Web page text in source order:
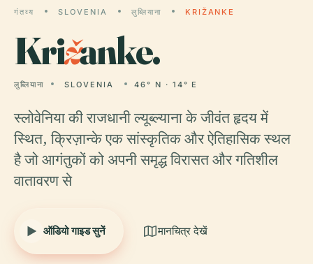
गंतव्य SLOVENIA लुब्लियाना KRIŽANKE
Križanke.
लुब्लियाना SLOVENIA 46° N · 14° E
स्लोवेनिया की राजधानी ल्यूब्ल्याना के जीवंत हृदय में
स्थित, क्रिज़ान्के एक सांस्कृतिक और ऐतिहासिक स्थल
है जो आगंतुकों को अपनी समृद्ध विरासत और गतिशील
वातावरण से
ऑडियो गाइड सुनें मानचित्र देखें